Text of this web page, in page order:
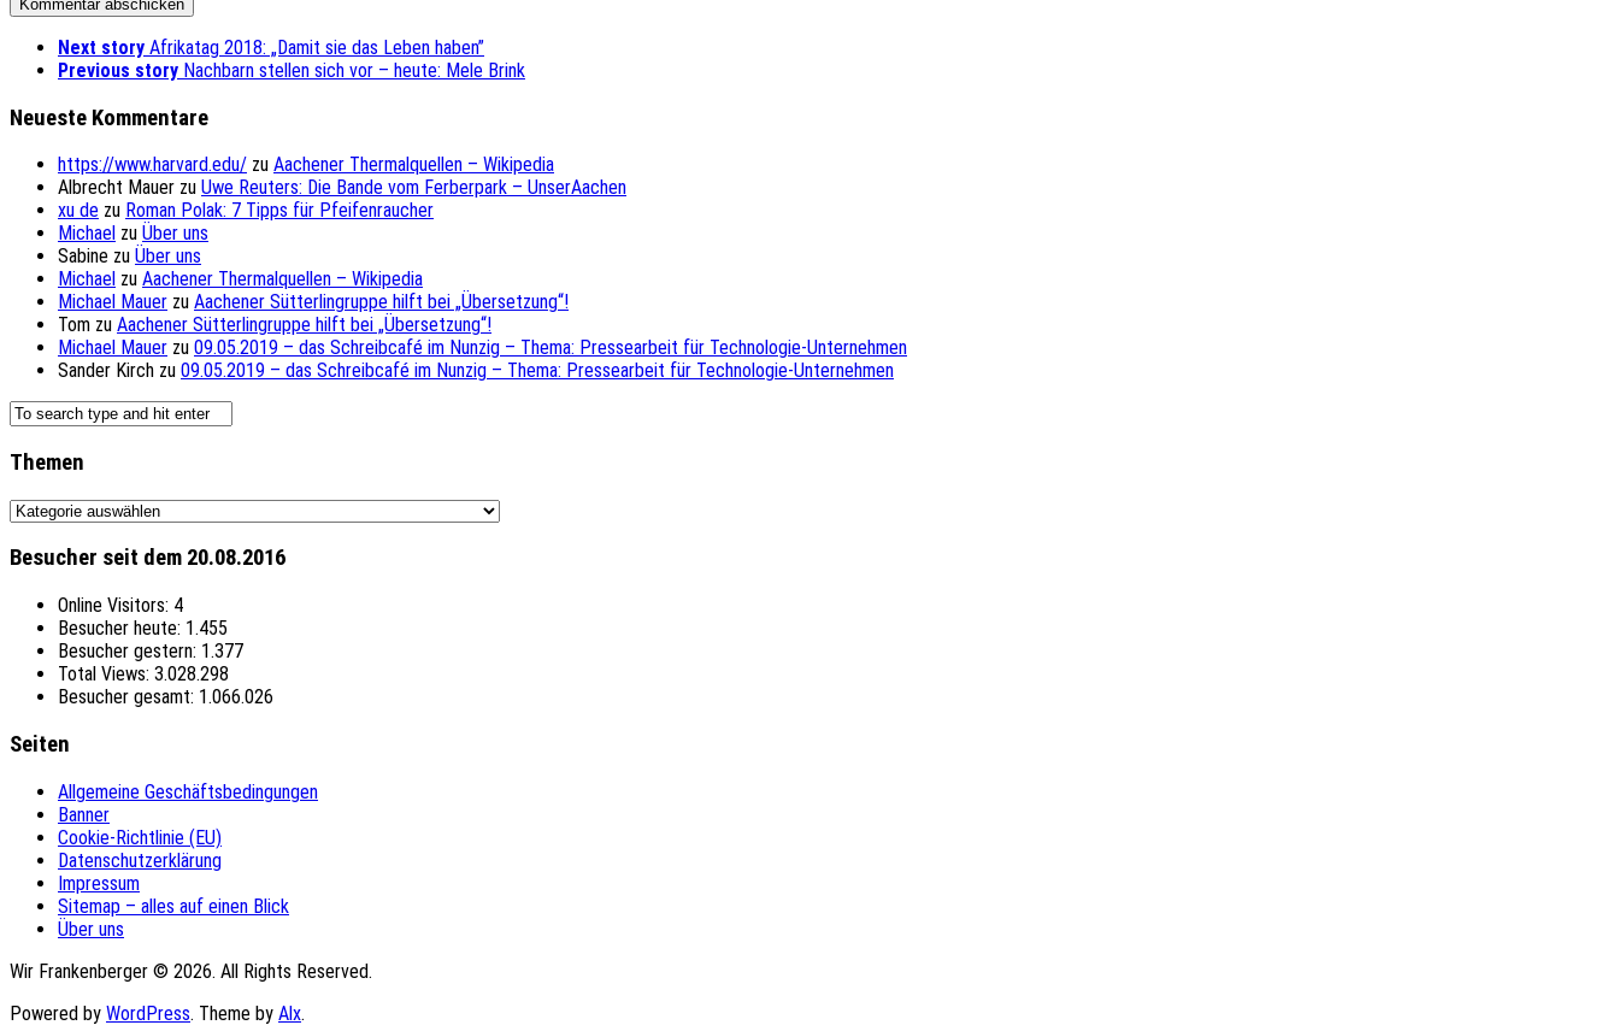
Next story Afrikatag 2018: „Damit sie das Leben haben”
Previous story Nachbarn stellen sich vor – heute: Mele Brink
Neueste Kommentare
https://www.harvard.edu/ zu Aachener Thermalquellen – Wikipedia
Albrecht Mauer zu Uwe Reuters: Die Bande vom Ferberpark – UnserAachen
xu de zu Roman Polak: 7 Tipps für Pfeifenraucher
Michael zu Über uns
Sabine zu Über uns
Michael zu Aachener Thermalquellen – Wikipedia
Michael Mauer zu Aachener Sütterlingruppe hilft bei „Übersetzung“!
Tom zu Aachener Sütterlingruppe hilft bei „Übersetzung“!
Michael Mauer zu 09.05.2019 – das Schreibcafé im Nunzig – Thema: Pressearbeit für Technologie-Unternehmen
Sander Kirch zu 09.05.2019 – das Schreibcafé im Nunzig – Thema: Pressearbeit für Technologie-Unternehmen
Themen
Themen
Besucher seit dem 20.08.2016
Online Visitors: 4
Besucher heute: 1.455
Besucher gestern: 1.377
Total Views: 3.028.298
Besucher gesamt: 1.066.026
Seiten
Allgemeine Geschäftsbedingungen
Banner
Cookie-Richtlinie (EU)
Datenschutzerklärung
Impressum
Sitemap – alles auf einen Blick
Über uns
Wir Frankenberger © 2026. All Rights Reserved.
Powered by WordPress. Theme by Alx.